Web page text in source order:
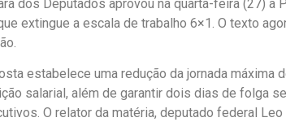
dos Deputados aprovou na quarta-feira (27) a
extingue a escala de trabalho 6×1. O texto
estabelece uma redução da jornada máxima
salarial, além de garantir dois dias de folga
O relator da matéria, deputado federal